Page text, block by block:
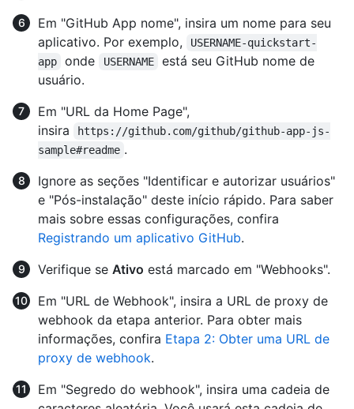
Em "GitHub App nome", insira um nome para seu
aplicativo. Por exemplo,
USERNAME-quickstart-
app
onde USERNAME
está seu GitHub nome de
usuário.
Em "URL da Home Page",
insira
https://github.com/github/github-app-js-
sample#readme .
Ignore as seções "Identificar e autorizar usuários"
e "Pós-instalação" deste início rápido. Para saber
mais sobre essas configurações, confira
Registrando um aplicativo GitHub.
Verifique se Ativo está marcado em "Webhooks".
Em "URL de Webhook", insira a URL de proxy de
webhook da etapa anterior. Para obter mais
informações, confira Etapa 2: Obter uma URL de
proxy de webhook.
Em "Segredo do webhook", insira uma cadeia de